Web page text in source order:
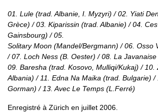
01. Lule (trad. Albanie, I. Myzyri) / 02. Yiati
Grèce) / 03. Kiparissin (trad. Albanie) / 04. Ces
Gainsbourg) / 05.
Solitary Moon (Mandel/Bergmann) / 06. Osso
/ 07. Loch Ness (B. Oester) / 08. La
09. Baresha (trad. Kosovo, Mulliqi/Kukaj) / 10.
Albania) / 11. Edna Na Maika (trad. Bulgarie) /
Gorman) / 13. Avec Le Temps (L.Ferré)
Enregistré à Zürich en juillet 2006.